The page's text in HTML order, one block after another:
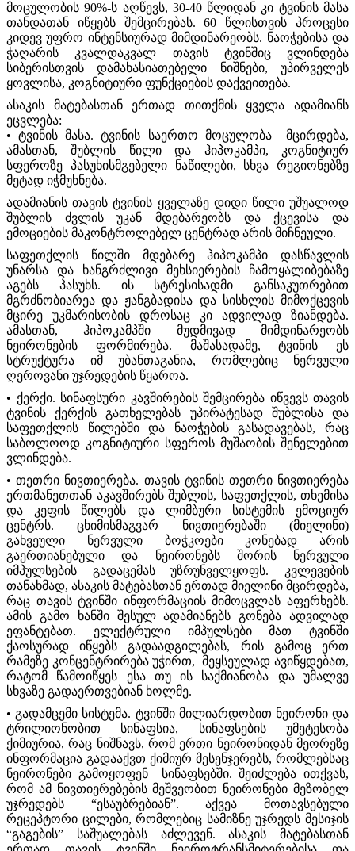
მოცულობის 90%-ს აღწევს, 30-40 წლიდან კი ტვინის მასა
თანდათან იწყებს შემცირებას. 60 წლისთვის პროცესი
კიდევ უფრო ინტენსიურად მიმდინარეობს. ნაოჭებისა და
ჭაღარის კვალდაკვალ თავის ტვინშიც ვლინდება
სიბერისთვის დამახასიათებელი ნიშნები, უპირველეს
ყოვლისა, კოგნიტიური ფუნქციების დაქვეითება.
ასაკის მატებასთან ერთად თითქმის ყველა ადამიანს
ეცვლება:
• ტვინის მასა. ტვინის საერთო მოცულობა მცირდება,
ამასთან, შუბლის წილი და ჰიპოკამპი, კოგნიტიურ
სფეროზე პასუხისმგებელი ნაწილები, სხვა რეგიონებზე
მეტად იჭმუხნება.
ადამიანის თავის ტვინის ყველაზე დიდი წილი უშუალოდ
შუბლის ძვლის უკან მდებარეობს და ქცევისა და
ემოციების მაკონტროლებელ ცენტრად არის მიჩნეული.
საფეთქლის წილში მდებარე ჰიპოკამპი დასწავლის
უნარსა და ხანგრძლივი მეხსიერების ჩამოყალიბებაზე
აგებს პასუხს. ის სტრესისადმი განსაკუთრებით
მგრძნობიარეა და ჟანგბადისა და სისხლის მიმოქცევის
მცირე უკმარისობის დროსაც კი ადვილად ზიანდება.
ამასთან, ჰიპოკამპში მუდმივად მიმდინარეობს
ნეირონების ფორმირება. მაშასადამე, ტვინის ეს
სტრუქტურა იმ უბანთაგანია, რომლებიც ნერვული
ღეროვანი უჯრედების წყაროა.
• ქერქი. სინაფსური კავშირების შემცირება იწვევს თავის
ტვინის ქერქის გათხელებას უპირატესად შუბლისა და
საფეთქლის წილებში და ნაოჭების გასადავებას, რაც
საბოლოოდ კოგნიტიური სფეროს მუშაობის შენელებით
ვლინდება.
• თეთრი ნივთიერება. თავის ტვინის თეთრი ნივთიერება
ერთმანეთთან აკავშირებს შუბლის, საფეთქლის, თხემისა
და კეფის წილებს და ლიმბური სისტემის ემოციურ
ცენტრს. ცხიმისმაგვარ ნივთიერებაში (მიელინი)
გახვეული ნერვული ბოჭკოები კონებად არის
გაერთიანებული და ნეირონებს შორის ნერვული
იმპულსების გადაცემას უზრუნველყოფს. კვლევების
თანახმად, ასაკის მატებასთან ერთად მიელინი მცირდება,
რაც თავის ტვინში ინფორმაციის მიმოცვლას აფერხებს.
ამის გამო ხანში შესულ ადამიანებს გონება ადვილად
ეფანტებათ. ელექტრული იმპულსები მათ ტვინში
ქაოსურად იწყებს გადაადგილებას, რის გამოც ერთ
რამეზე კონცენტრირება უჭირთ, მეყსეულად ავიწყდებათ,
რატომ წამოიწყეს ესა თუ ის საქმიანობა და უმალვე
სხვაზე გადაერთვებიან ხოლმე.
• გადამცემი სისტემა. ტვინში მილიარდობით ნეირონი და
ტრილიონობით სინაფსია, სინაფსების უმეტესობა
ქიმიურია, რაც ნიშნავს, რომ ერთი ნეირონიდან მეორეზე
ინფორმაცია გადააქვთ ქიმიურ მესენჯერებს, რომლებსაც
ნეირონები გამოყოფენ სინაფსებში. შეიძლება ითქვას,
რომ ამ ნივთიერებების მეშვეობით ნეირონები მეზობელ
უჯრედებს “ესაუბრებიან”. აქვეა მოთავსებული
რეცეპტორი ცილები, რომლებიც სამიზნე უჯრედს მესიჯის
“გაგების” საშუალებას აძლევენ. ასაკის მატებასთან